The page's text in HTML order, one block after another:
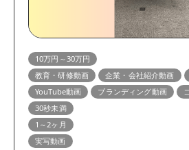
10万円～30万円
教育・研修動画
企業・会社紹介動画
YouTube動画
ブランディング動画
30秒未満
1～2ヶ月
実写動画